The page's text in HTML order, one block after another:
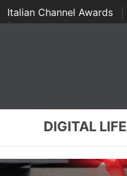
Italian Channel Awards
| ...
DIGITAL LIFE